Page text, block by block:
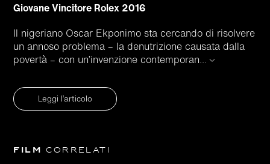
Giovane Vincitore Rolex 2016
Il nigeriano Oscar Ekponimo sta cercando di risolvere
un annoso problema – la denutrizione causata dalla
povertà – con un’invenzione contemporan...
Leggi l’articolo
Film correlati